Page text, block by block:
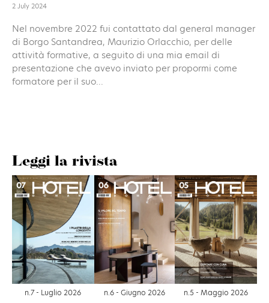
2 July 2024
Nel novembre 2022 fui contattato dal general manager
di Borgo Santandrea, Maurizio Orlacchio, per delle
attività formative, a seguito di una mia email di
presentazione che avevo inviato per propormi come
formatore per il suo...
Leggi la rivista
n.7 - Luglio 2026 n.6 - Giugno 2026 n.5 - Maggio 2026